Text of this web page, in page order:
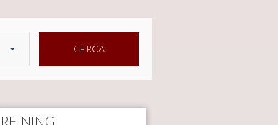
CERCA
REINING